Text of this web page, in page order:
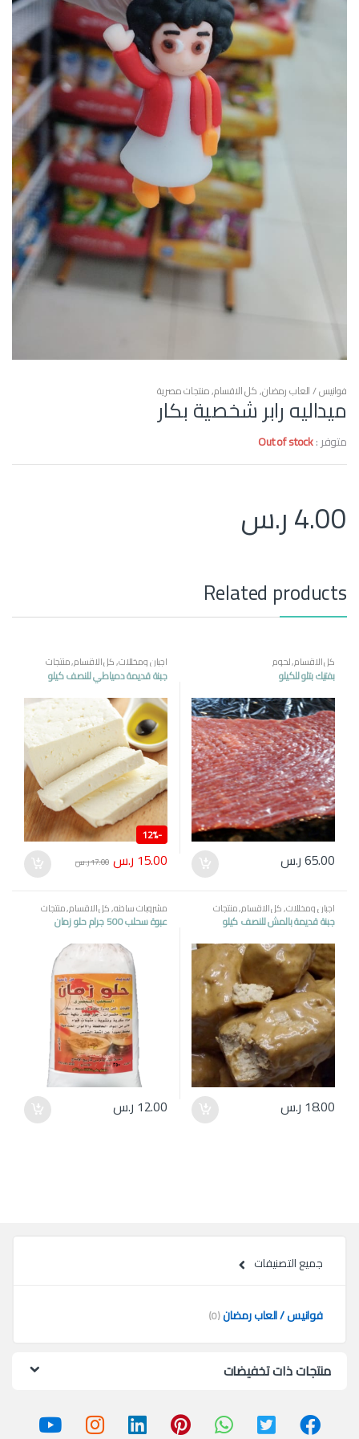
فوانيس / العاب رمضان,كل الاقسام,منتجات مصرية
ميداليه رابر شخصية بكار
متوفر :Out of stock
4.00ر.س
Related products
كل الاقسام,لحوم
بفتيك بتلو للكيلو
65.00ر.س
اجبان ومخللات,كل الاقسام,منتجات
مصرية
جبنة قديمة دمياطي للنصف كيلو
-
12%
15.00 ر.س 17.00ر.س
اجبان ومخللات,كل الاقسام,منتجات
مصرية
جبنة قديمة بالمش للنصف كيلو
18.00 ر.س
مشروبات ساخنه,كل الاقسام,منتجات
مصرية
عبوة سحلب 500 جرام حلو زمان
12.00 ر.س
جميع التصنيفات
فوانيس / العاب رمضان(0)
منتجات ذات تخفيضات